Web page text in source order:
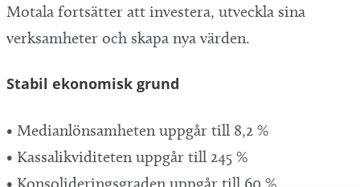
Motala fortsätter att investera, utveckla sina
verksamheter och skapa nya värden.
Stabil ekonomisk grund
• Medianlönsamheten uppgår till 8,2 %
• Kassalikviditeten uppgår till 245 %
• Konsolideringsgraden uppgår till 60 %